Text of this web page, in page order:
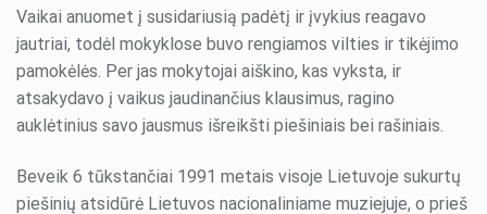
Vaikai anuomet į susidariusią padėtį ir įvykius reagavo
jautriai, todėl mokyklose buvo rengiamos vilties ir tikėjimo
pamokėlės. Per jas mokytojai aiškino, kas vyksta, ir
atsakydavo į vaikus jaudinančius klausimus, ragino
auklėtinius savo jausmus išreikšti piešiniais bei rašiniais.
Beveik 6 tūkstančiai 1991 metais visoje Lietuvoje sukurtų
piešinių atsidūrė Lietuvos nacionaliniame muziejuje, o prieš